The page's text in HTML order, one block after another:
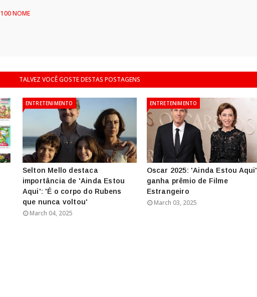
100 NOME
TALVEZ VOCÊ GOSTE DESTAS POSTAGENS
ENTRETENIMENTO
Selton Mello destaca
importância de 'Ainda Estou
Aqui': 'É o corpo do Rubens
que nunca voltou'
March 04, 2025
ENTRETENIMENTO
Oscar 2025: 'Ainda Estou Aqui'
ganha prêmio de Filme
Estrangeiro
March 03, 2025